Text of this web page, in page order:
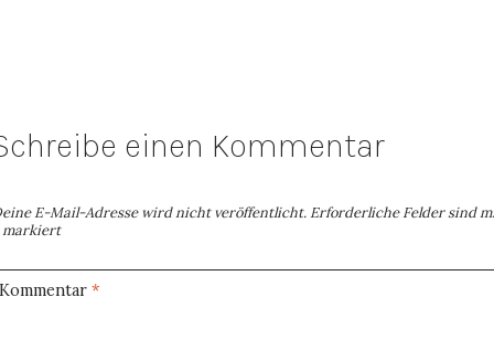
einen Kommentar
E-Mail-Adresse wird nicht veröffentlicht. Erforderliche Felder sind
markiert
Kommentar*